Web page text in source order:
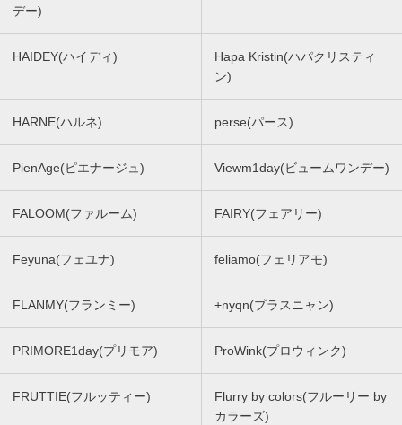
デー)
HAIDEY(ハイディ)
Hapa Kristin(ハパクリスティ
ン)
HARNE(ハルネ) perse(パース)
PienAge(ピエナージュ) Viewm1day(ビュームワンデー)
FALOOM(ファルーム) FAIRY(フェアリー)
Feyuna(フェユナ) feliamo(フェリアモ)
FLANMY(フランミー) +nyqn(プラスニャン)
PRIMORE1day(プリモア) ProWink(プロウィンク)
FRUTTIE(フルッティー)
Flurry by colors(フルーリー by
カラーズ)